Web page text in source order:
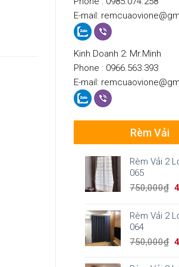
E-mail:
Kinh Doanh 2: Mr.Minh
Phone : 0966.563.393
E-mail:
Rèm Vải
Rèm Vải 2
065
750,000₫
Rèm Vải 2
064
750,000₫